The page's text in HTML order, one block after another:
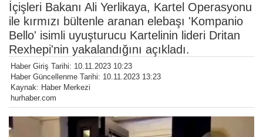
İçişleri Bakanı Ali Yerlikaya, Kartel Operasyonu
ile kırmızı bültenle aranan elebaşı 'Kompanio
Bello' isimli uyuşturucu Kartelinin lideri Dritan
Rexhepi'nin yakalandığını açıkladı.
Haber Giriş Tarihi: 10.11.2023 10:23
Haber Güncellenme Tarihi: 10.11.2023 13:23
Kaynak: Haber Merkezi
hurhaber.com